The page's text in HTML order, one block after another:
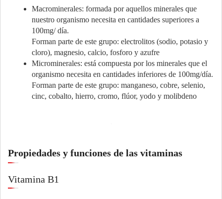
Macrominerales: formada por aquellos minerales que
nuestro organismo necesita en cantidades superiores a
100mg/ día.
Forman parte de este grupo: electrolitos (sodio, potasio y
cloro), magnesio, calcio, fosforo y azufre
Microminerales: está compuesta por los minerales que el
organismo necesita en cantidades inferiores de 100mg/día.
Forman parte de este grupo: manganeso, cobre, selenio,
cinc, cobalto, hierro, cromo, flúor, yodo y molibdeno
Propiedades y funciones de las vitaminas
Vitamina B1